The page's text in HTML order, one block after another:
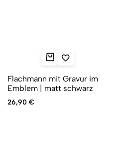
Flachmann mit Gravur im
Emblem | matt schwarz
26,90 €